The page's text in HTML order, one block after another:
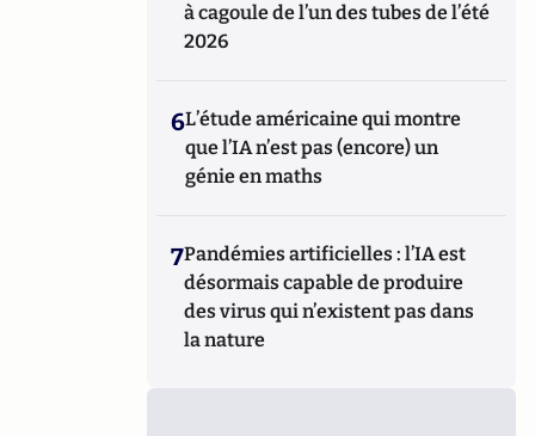
à cagoule de l’un des tubes de l’été
2026
6L’étude américaine qui montre
que l’IA n’est pas (encore) un
génie en maths
7Pandémies artificielles : l’IA est
désormais capable de produire
des virus qui n’existent pas dans
la nature